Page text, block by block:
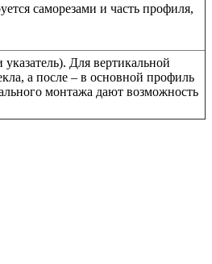
саморезами и часть профиля,
Для вертикальной
а после – в основной профиль
монтажа дают возможность